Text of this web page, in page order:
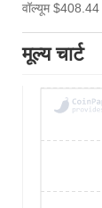
वॉल्यूम$408.44
मूल्य चार्ट